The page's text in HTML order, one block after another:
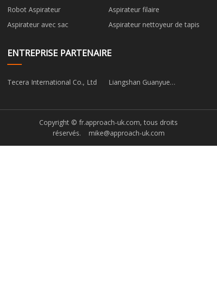
compagnie
Robot Aspirateur
Aspirateur filaire
Aspirateur avec sac
Aspirateur nettoyeur de tapis
ENTREPRISE PARTENAIRE
Tecera International Co., Ltd
Liangshan Guanyue
Copyright © fr.approach-uk.com, tous droits
réservés. mike@approach-uk.com